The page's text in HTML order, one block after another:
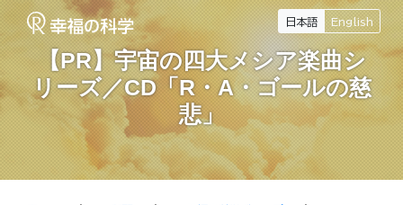
日本語 English
【PR】宇宙の四大メシア楽曲シ
リーズ／CD「R・A・ゴールの慈
悲」